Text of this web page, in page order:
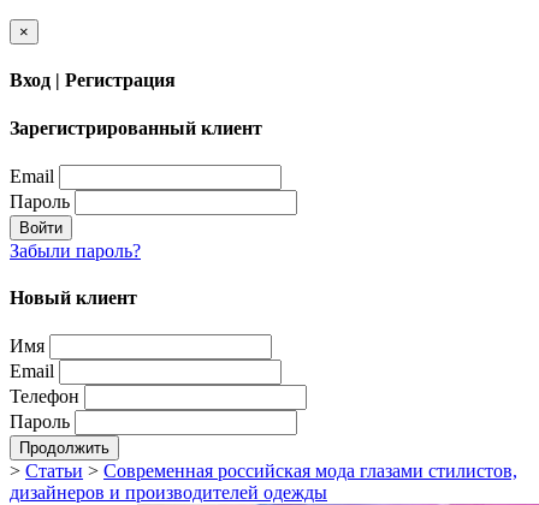
×
Вход | Регистрация
Зарегистрированный клиент
Email
Пароль
Войти
Забыли пароль?
Новый клиент
Имя
Email
Телефон
Пароль
Продолжить
> Статьи > Современная российская мода глазами стилистов,
дизайнеров и производителей одежды